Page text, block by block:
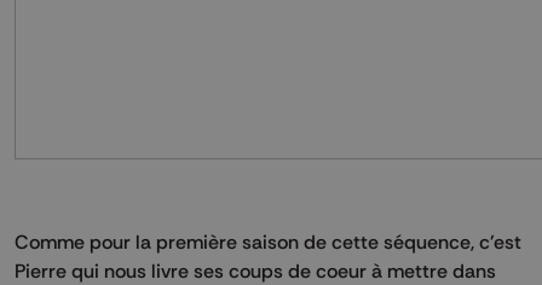
Comme pour la première saison de cette séquence, c'est
Pierre qui nous livre ses coups de coeur à mettre dans